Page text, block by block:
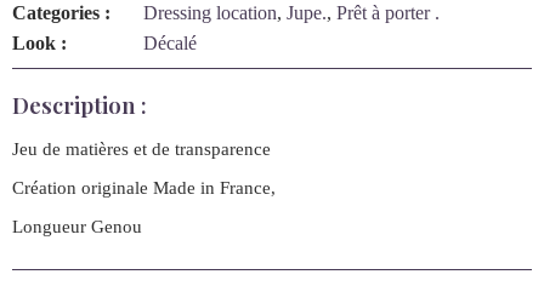
Categories : Dressing location, Jupe., Prêt à porter .
Look :
Décalé
Description :
Jeu de matières et de transparence
Création originale Made in France,
Longueur Genou